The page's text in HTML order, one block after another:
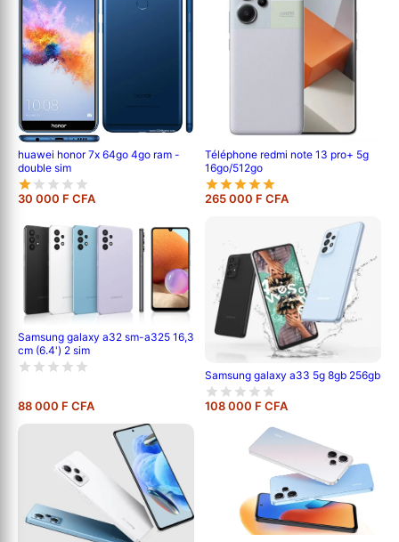
huawei honor 7x 64go 4go ram -
double sim
30 000 F CFA
Téléphone redmi note 13 pro+ 5g
16go/512go
265 000 F CFA
Samsung galaxy a32 sm-a325 16,3
cm (6.4') 2 sim
88 000 F CFA
Samsung galaxy a33 5g 8gb 256gb
108 000 F CFA